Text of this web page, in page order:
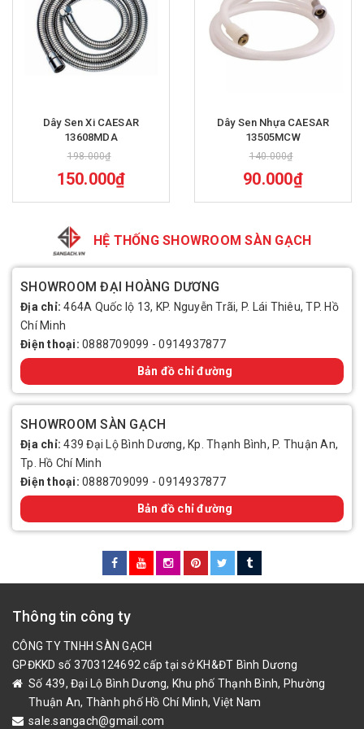
Dây Sen Xi CAESAR
13608MDA
198.000₫
150.000₫
Dây Sen Nhựa CAESAR
13505MCW
140.000₫
90.000₫
HỆ THỐNG SHOWROOM SÀN GẠCH
SHOWROOM ĐẠI HOÀNG DƯƠNG
Địa chỉ:464A Quốc lộ 13, KP. Nguyễn Trãi, P. Lái Thiêu, TP. Hồ
Chí Minh
Điện thoại: 0888709099 -0914937877
Bản đồ chỉ đường
SHOWROOM SÀN GẠCH
Địa chỉ:439 Đại Lộ Bình Dương, Kp. Thạnh Bình, P. Thuận An,
Tp. Hồ Chí Minh
Điện thoại: 0888709099 -0914937877
Bản đồ chỉ đường
Thông tin công ty
CÔNG TY TNHH SÀN GẠCH
GPĐKKD số 3703124692 cấp tại sở KH&ĐT Bình Dương
Số 439, Đại Lộ Bình Dương, Khu phố Thạnh Bình, Phường
Thuận An, Thành phố Hồ Chí Minh, Việt Nam
sale.sangach@gmail.com